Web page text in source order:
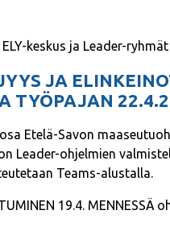
keskus ja Leader-
JA
TYÖPAJAN
Etelä-Savon
Leader-ohjelmien
Teams-alustalla.
19.4. MENNESSÄ